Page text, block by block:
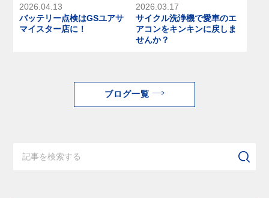
2026.04.13
バッテリー点検はGSユアサ
マイスター店に！
2026.03.17
サイクル洗浄機で愛車のエ
アコンをキンキンに戻しま
せんか？
ブログ一覧